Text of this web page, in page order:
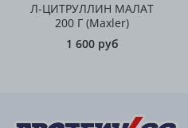
Л-ЦИТРУЛЛИН МАЛАТ
200 Г (Maxler)
1 600 руб